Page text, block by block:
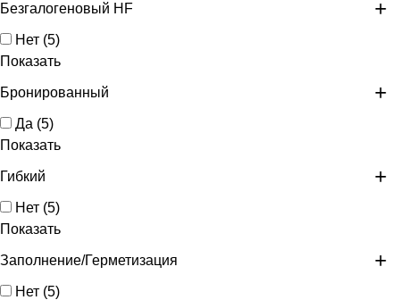
Безгалогеновый HF
Нет (5)
Показать
Бронированный
Да (5)
Показать
Гибкий
Нет (5)
Показать
Заполнение/Герметизация
Нет (5)